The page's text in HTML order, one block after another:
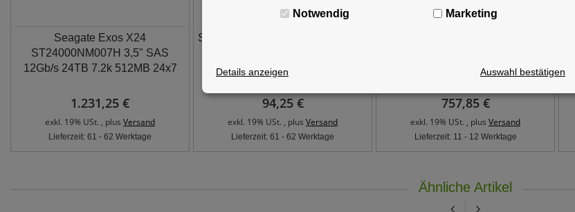
Seagate Exos X24
ST24000NM007H 3,5" SAS
12Gb/s 24TB 7.2k 512MB 24x7
1.231,25 €
exkl. 19% USt. , plus Versand
Lieferzeit: 61 - 62 Werktage
Supermicro CBL-0349L 10G SFP+
94,25 €
exkl. 19% USt. , plus Versand
Lieferzeit: 61 - 62 Werktage
2xGbE pfSense OPNsense
757,85 €
exkl. 19% USt. , plus Versand
Lieferzeit: 11 - 12 Werktage
Ähnliche Artikel
Notwendig Marketing
Details anzeigen Auswahl bestätigen